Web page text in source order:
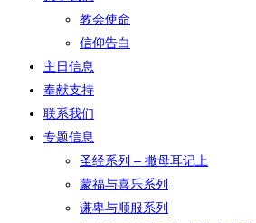
教会使命
信仰告白
主日信息
奉献支持
联系我们
专题信息
圣经系列 – 撒母耳记上
蒙福与喜乐系列
谦卑与顺服系列